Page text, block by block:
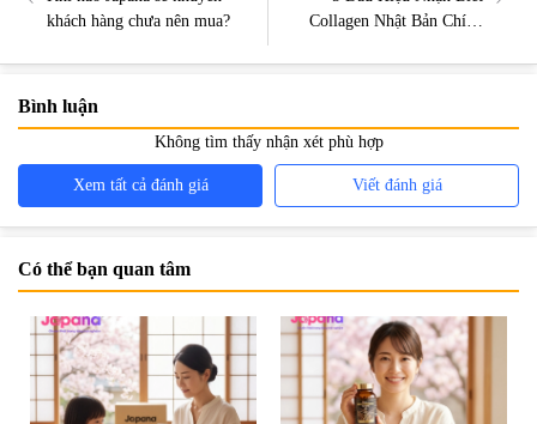
khách hàng chưa nên mua?
Collagen Nhật Bản Chính
Bình luận
Không tìm thấy nhận xét phù hợp
Xem tất cả đánh giá Viết đánh giá
Có thể bạn quan tâm